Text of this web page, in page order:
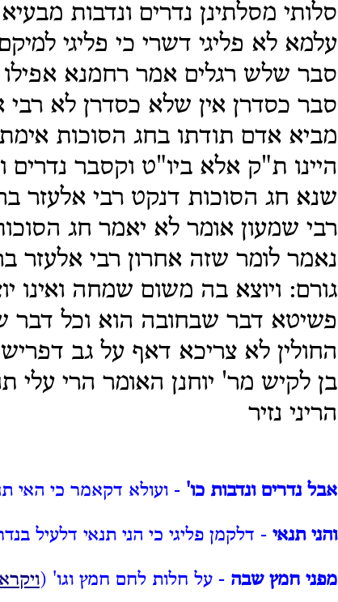
סלותי מסלתינן נדרים ונדבות
עלמא לא פליגי דשרי כי פליגי
סבר שלש רגלים אמר רחמנא
סבר כסדרן אין שלא כסדרן לא רבי
מביא אדם תודתו בחג הסוכות
היינו ת"ק אלא ביו"ט וקסבר נדרים
שנא חג הסוכות דנקט רבי אלעזר
רבי שמעון אומר לא יאמר חג
נאמר לומר שזה אחרון רבי אלעזר
גורם: ויוצא בה משום שמחה ואינו
פשיטא דבר שבחובה הוא וכל דבר
החולין לא צריכא דאף על גב
בן לקיש מר' יוחנן האומר הרי עלי
הריני נזיר
אבל נדרים ונדבות כו' - ועולא דקאמר כי האי
והני תנאי - דלקמן פליגי כי הני תנאי דלעיל
מפני חמץ שבה - על חלות לחם חמץ וגו' (